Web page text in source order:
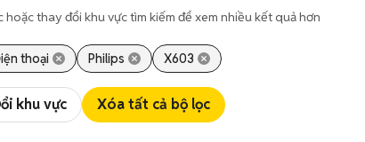
hoặc thay đổi khu vực tìm kiếm để xem nhiều kết quả hơn
thoại Philips X603
khu vực Xóa tất cả bộ lọc